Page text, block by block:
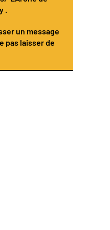
.
un message
pas laisser de